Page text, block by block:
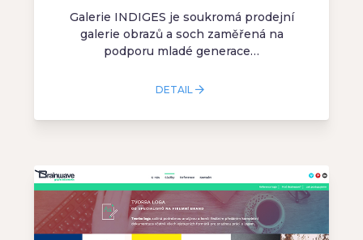
Galerie INDIGES je soukromá prodejní
galerie obrazů a soch zaměřená na
podporu mladé generace…
DETAIL